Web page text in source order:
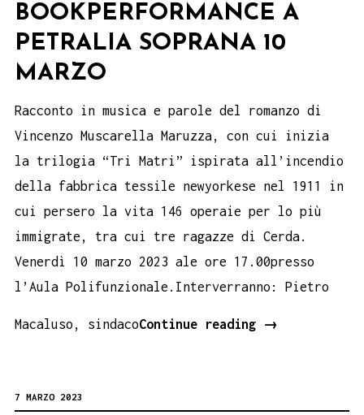
BOOKPERFORMANCE A
PETRALIA SOPRANA 10
MARZO
Racconto in musica e parole del romanzo di
Vincenzo Muscarella Maruzza, con cui inizia
la trilogia “Tri Matri” ispirata all’incendio
della fabbrica tessile newyorkese nel 1911 in
cui persero la vita 146 operaie per lo più
immigrate, tra cui tre ragazze di Cerda.
Venerdì 10 marzo 2023 ale ore 17.00presso
l’Aula Polifunzionale.Interverranno: Pietro
Macaluso, sindacoContinue reading
Maruzza,
→
7 MARZO 2023